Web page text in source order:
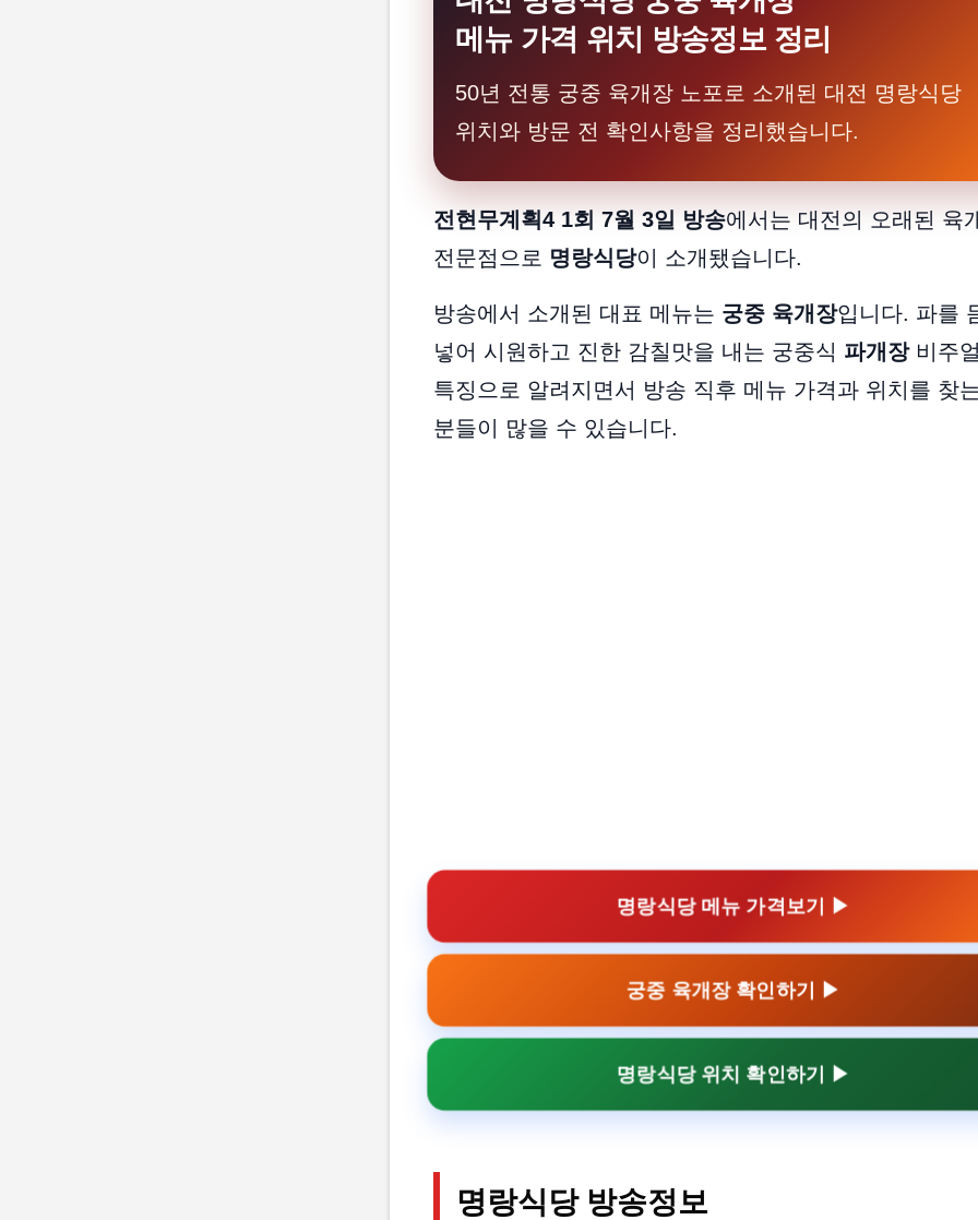
메뉴 가격 위치 방송정보 정리
50년 전통 궁중 육개장 노포로 소개된 대전 명랑식당
위치와 방문 전 확인사항을 정리했습니다.
전현무계획4 1회 7월 3일 방송에서는 대전의 오래된 육
전문점으로 명랑식당이 소개됐습니다.
방송에서 소개된 대표 메뉴는 궁중 육개장입니다. 파를
넣어 시원하고 진한 감칠맛을 내는 궁중식 파개장비주
특징으로 알려지면서 방송 직후 메뉴 가격과 위치를 찾
분들이 많을 수 있습니다.
명랑식당 메뉴 가격보기 ▶
궁중 육개장 확인하기 ▶
명랑식당 위치 확인하기 ▶
명랑식당 방송정보